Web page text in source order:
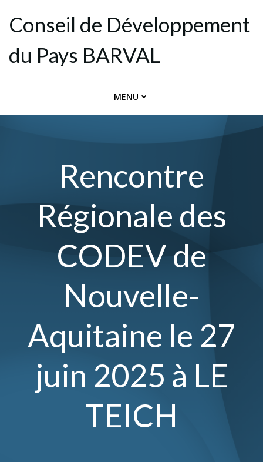
au
contenu
Conseil de Dévelop­pement
du Pays BARVAL
MENU
Rencontre
Régionale des
CODEV de
Nouvelle-
Aquitaine le 27
juin 2025 à LE
TEICH